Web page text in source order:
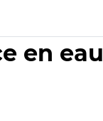
en eau